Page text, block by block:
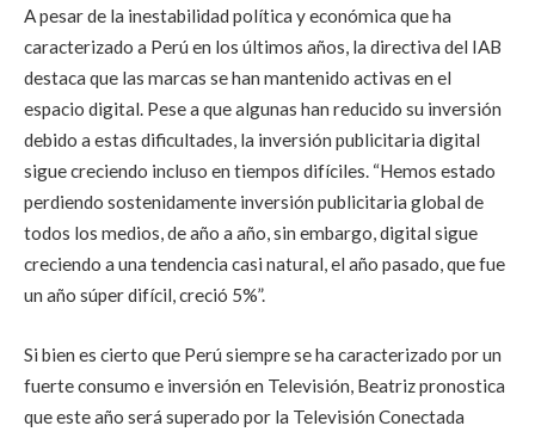
A pesar de la inestabilidad política y económica que ha
caracterizado a Perú en los últimos años, la directiva del IAB
destaca que las marcas se han mantenido activas en el
espacio digital. Pese a que algunas han reducido su inversión
debido a estas dificultades, la inversión publicitaria digital
sigue creciendo incluso en tiempos difíciles. “Hemos estado
perdiendo sostenidamente inversión publicitaria global de
todos los medios, de año a año, sin embargo, digital sigue
creciendo a una tendencia casi natural, el año pasado, que fue
un año súper difícil, creció 5%”.
Si bien es cierto que Perú siempre se ha caracterizado por un
fuerte consumo e inversión en Televisión, Beatriz pronostica
que este año será superado por la Televisión Conectada